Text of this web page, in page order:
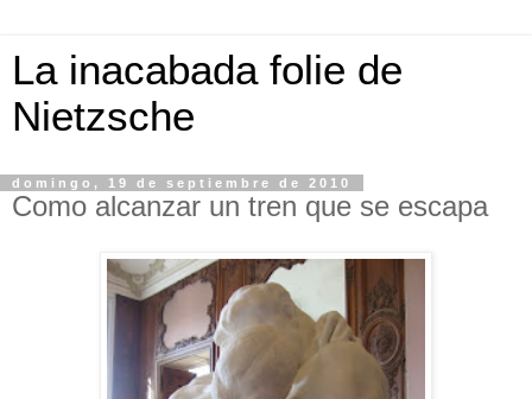
La inacabada folie de
Nietzsche
domingo, 19 de septiembre de 2010
Como alcanzar un tren que se escapa